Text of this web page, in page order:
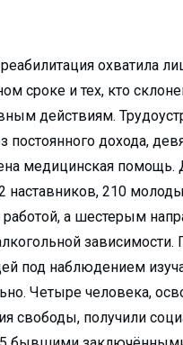
охватила
сроке и тех, кто
действиям.
постоянного дохода,
медицинская помощь.
наставников, 210
а шестерым
под наблюдением
Четыре человека,
свободы, получили